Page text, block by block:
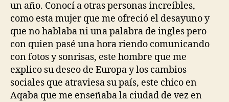
un año. Conocí a otras personas increíbles,
como esta mujer que me ofreció el desayuno y
que no hablaba ni una palabra de ingles pero
con quien pasé una hora riendo comunicando
con fotos y sonrisas, este hombre que me
explico su deseo de Europa y los cambios
sociales que atraviesa su país, este chico en
Aqaba que me enseñaba la ciudad de vez en